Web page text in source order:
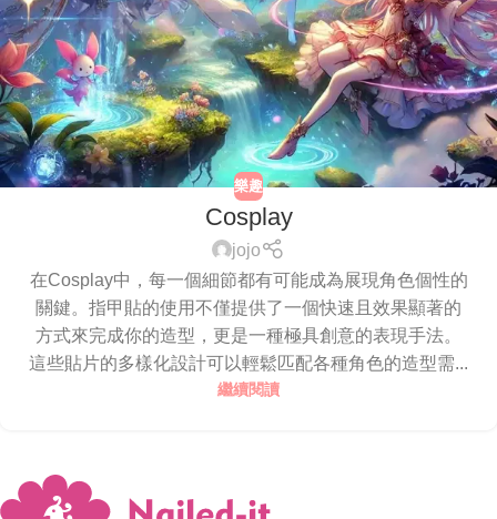
樂趣
Cosplay
jojo
在Cosplay中，每一個細節都有可能成為展現角色個性的
關鍵。指甲貼的使用不僅提供了一個快速且效果顯著的
方式來完成你的造型，更是一種極具創意的表現手法。
這些貼片的多樣化設計可以輕鬆匹配各種角色的造型需...
繼續閱讀